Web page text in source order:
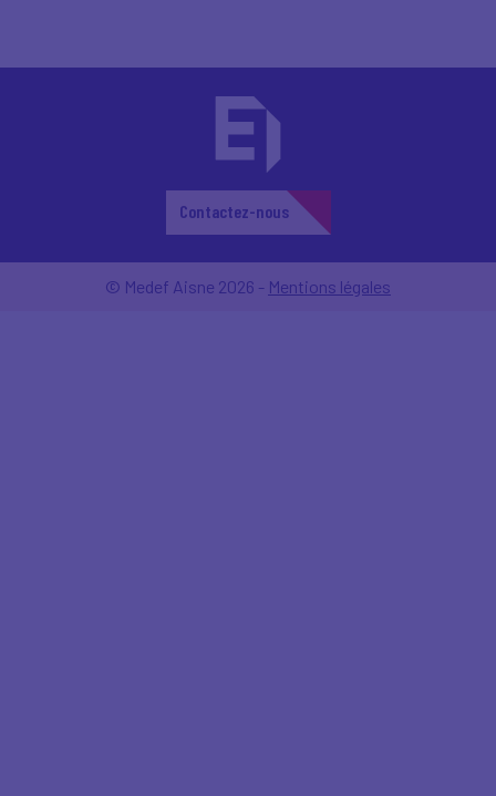
Contactez-nous
© Medef Aisne 2026 - Mentions légales